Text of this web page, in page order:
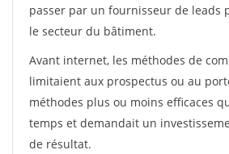
passer par un fournisseur de leads
le secteur du bâtiment.
Avant internet, les méthodes de
limitaient aux prospectus ou au
méthodes plus ou moins efficaces
temps et demandait un
de résultat.